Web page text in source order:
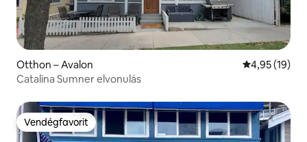
Otthon – Avalon Átlagos
4,95 (19)
Catalina Sumner elvonulás
Vendégfavorit
Vendégfavorit